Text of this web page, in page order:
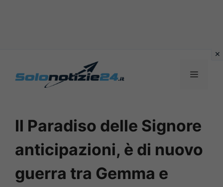
MENU
Il Paradiso delle Signore
anticipazioni, è di nuovo
guerra tra Gemma e